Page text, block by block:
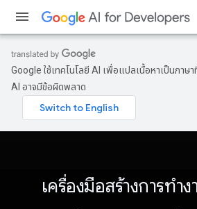
Google ใช้เทคโนโลยี AI เพื่อแปลเนื้อหาเป็นภา
AI อาจมีข้อผิดพลาด
เครื่องมือสร้างการทำ